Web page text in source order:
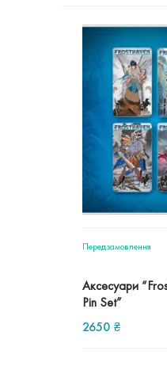
Передзамовлення
Аксесуари
Pin Set”
2650 ₴